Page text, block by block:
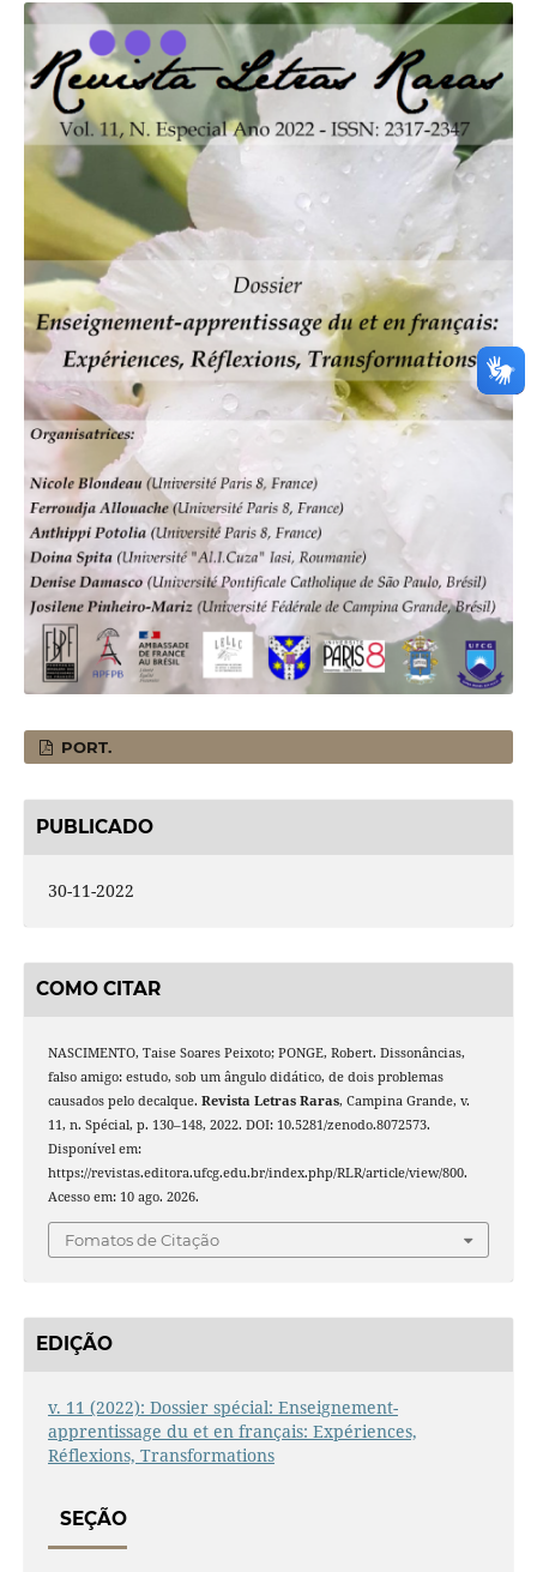
PORT.
PUBLICADO
30-11-2022
COMO CITAR
NASCIMENTO, Taise Soares Peixoto; PONGE, Robert. Dissonâncias,
falso amigo: estudo, sob um ângulo didático, de dois problemas
causados pelo decalque. Revista Letras Raras, Campina Grande, v.
11, n. Spécial, p. 130–148, 2022. DOI: 10.5281/zenodo.8072573.
Disponível em:
https://revistas.editora.ufcg.edu.br/index.php/RLR/article/view/800.
Acesso em: 10 ago. 2026.
Fomatos de Citação
EDIÇÃO
v. 11 (2022): Dossier spécial: Enseignement-
apprentissage du et en français: Expériences,
Réflexions, Transformations
SEÇÃO